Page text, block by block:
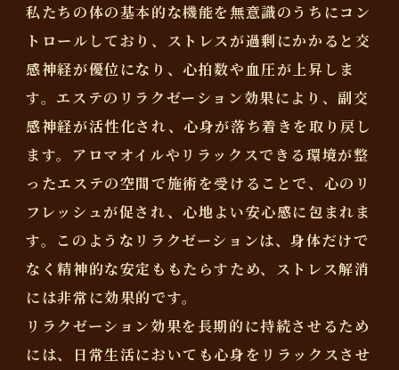
私たちの体の基本的な機能を無意識のうちにコン
トロールしており、ストレスが過剰にかかると交
感神経が優位になり、心拍数や血圧が上昇しま
す。エステのリラクゼーション効果により、副交
感神経が活性化され、心身が落ち着きを取り戻し
ます。アロマオイルやリラックスできる環境が整
ったエステの空間で施術を受けることで、心のリ
フレッシュが促され、心地よい安心感に包まれま
す。このようなリラクゼーションは、身体だけで
なく精神的な安定ももたらすため、ストレス解消
には非常に効果的です。
リラクゼーション効果を長期的に持続させるため
には、日常生活においても心身をリラックスさせ